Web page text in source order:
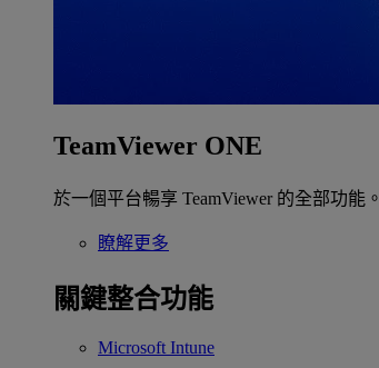
TeamViewer ONE
於一個平台暢享 TeamViewer 的全部功能。
瞭解更多
關鍵整合功能
Microsoft Intune